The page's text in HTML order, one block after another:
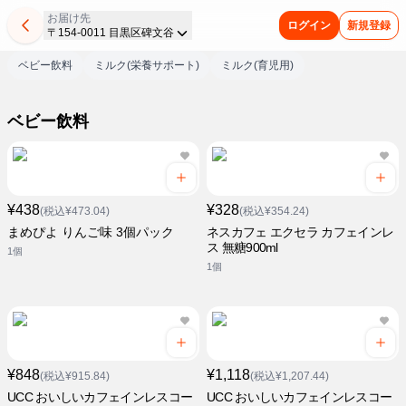
お届け先
〒154-0011 目黒区碑文谷
ログイン 新規登録
ベビー飲料 ミルク(栄養サポート) ミルク(育児用)
ベビー飲料
¥438(税込¥473.04)
まめぴよ りんご味 3個パック
1個
¥328(税込¥354.24)
ネスカフェ エクセラ カフェインレ
ス 無糖900ml
1個
¥848(税込¥915.84)
UCC おいしいカフェインレスコー
¥1,118(税込¥1,207.44)
UCC おいしいカフェインレスコー